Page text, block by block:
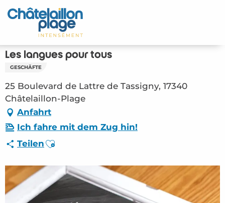
Aller
au
principal
Startseite - DE
Entdecken Sie
Aktivitäten
Zu leben
Treffpunkt
Ihr Aufenthalt - DE
ORG – Les langues pour tous (Châtelaillon-
Plage) #2808424
Les langues pour tous
GESCHÄFTE
25 Boulevard de Lattre de Tassigny, 17340
Châtelaillon-Plage
Anfahrt
Ich fahre mit dem Zug hin!
Teilen Ajouter aux favoris